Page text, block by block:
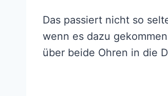
Das passiert nicht so
wenn es dazu
über beide Ohren in die